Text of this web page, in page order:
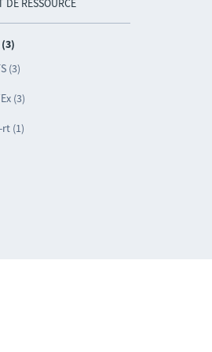
DE RESSOURCE
(3)
(3)
(1)